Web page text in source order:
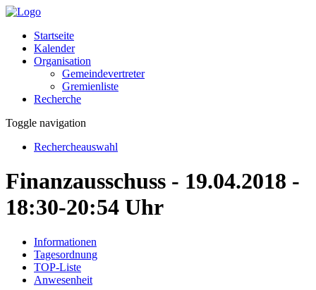
Startseite
Kalender
Organisation
Gemeindevertreter
Gremienliste
Recherche
Toggle navigation
Rechercheauswahl
Finanzausschuss - 19.04.2018 -
18:30-20:54 Uhr
Informationen
Tagesordnung
TOP-Liste
Anwesenheit